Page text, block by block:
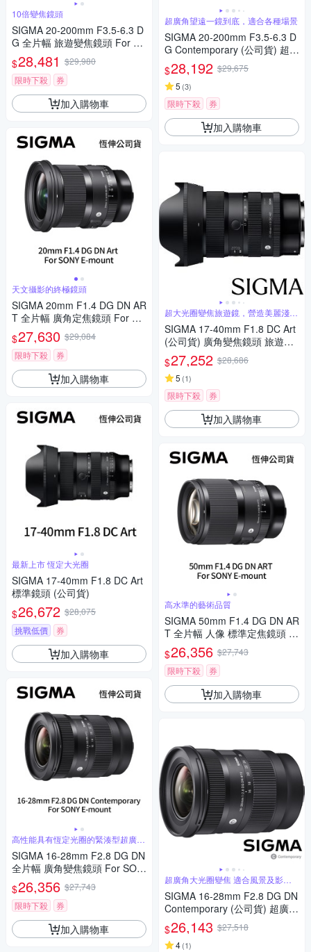
10倍變焦鏡頭
SIGMA 20-200mm F3.5-6.3 D
G 全片幅 旅遊變焦鏡頭 For S
ONY E-mount (公司貨)
$28,481 $29,980
限時下殺
券
加入購物車
天文攝影的終極鏡頭
SIGMA 20mm F1.4 DG DN AR
T 全片幅 廣角定焦鏡頭 For SO
NY E-mount (公司貨)
$27,630 $29,084
限時下殺
券
加入購物車
最新上市 恆定大光圈
SIGMA 17-40mm F1.8 DC Art
標準鏡頭 (公司貨)
$26,672 $28,075
挑戰低價
券
加入購物車
高性能具有恆定光圈的緊湊型超廣角
變焦
SIGMA 16-28mm F2.8 DG DN
全片幅 廣角變焦鏡頭 For SON
Y E-mount (公司貨)
$26,356 $27,743
限時下殺
券
加入購物車
超廣角望遠一鏡到底，適合各種場景
SIGMA 20-200mm F3.5-6.3 D
G Contemporary (公司貨) 超廣
角變焦鏡頭 旅遊鏡 全片幅無反
微單眼鏡頭
$28,192 $29,675
5 (3)
限時下殺 券
加入購物車
超大光圈變焦旅遊鏡，營造美麗淺景
深
SIGMA 17-40mm F1.8 DC Art
(公司貨) 廣角變焦鏡頭 旅遊鏡
APS-C 無反微單眼鏡頭
$27,252 $28,686
5 (1)
限時下殺 券
加入購物車
高水準的藝術品質
SIGMA 50mm F1.4 DG DN AR
T 全片幅 人像 標準定焦鏡頭 F
or SONY E-mount (公司貨)
$26,356 $27,743
限時下殺
券
加入購物車
超廣角大光圈變焦 適合風景及影片
錄製
SIGMA 16-28mm F2.8 DG DN
Contemporary (公司貨) 超廣角
大光圈變焦鏡 全片幅微單眼鏡
頭
$26,143 $27,518
4(1)